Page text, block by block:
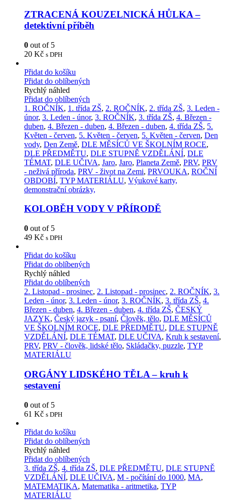
ZTRACENÁ KOUZELNICKÁ HŮLKA –
detektivní příběh
0 out of 5
20 Kč s DPH
Přidat do košíku
Přidat do oblíbených
Rychlý náhled
Přidat do oblíbených
1. ROČNÍK, 1. třída ZŠ, 2. ROČNÍK, 2. třída ZŠ, 3. Leden -
únor, 3. Leden - únor, 3. ROČNÍK, 3. třída ZŠ, 4. Březen -
duben, 4. Březen - duben, 4. Březen - duben, 4. třída ZŠ, 5.
Květen - červen, 5. Květen - červen, 5. Květen - červen, Den
vody, Den Země, DLE MĚSÍCŮ VE ŠKOLNÍM ROCE,
DLE PŘEDMĚTU, DLE STUPNĚ VZDĚLÁNÍ, DLE
TÉMAT, DLE UČIVA, Jaro, Jaro, Planeta Země, PRV, PRV
- neživá příroda, PRV - život na Zemi, PRVOUKA, ROČNÍ
OBDOBÍ, TYP MATERIÁLU, Výukové karty,
demonstrační obrázky,
KOLOBĚH VODY V PŘÍRODĚ
0 out of 5
49 Kč s DPH
Přidat do košíku
Přidat do oblíbených
Rychlý náhled
Přidat do oblíbených
2. Listopad - prosinec, 2. Listopad - prosinec, 2. ROČNÍK, 3.
Leden - únor, 3. Leden - únor, 3. ROČNÍK, 3. třída ZŠ, 4.
Březen - duben, 4. Březen - duben, 4. třída ZŠ, ČESKÝ
JAZYK, Český jazyk - psaní, Člověk, tělo, DLE MĚSÍCŮ
VE ŠKOLNÍM ROCE, DLE PŘEDMĚTU, DLE STUPNĚ
VZDĚLÁNÍ, DLE TÉMAT, DLE UČIVA, Kruh k sestavení,
PRV, PRV - člověk, lidské tělo, Skládačky, puzzle, TYP
MATERIÁLU
ORGÁNY LIDSKÉHO TĚLA – kruh k
sestavení
0 out of 5
61 Kč s DPH
Přidat do košíku
Přidat do oblíbených
Rychlý náhled
Přidat do oblíbených
3. třída ZŠ, 4. třída ZŠ, DLE PŘEDMĚTU, DLE STUPNĚ
VZDĚLÁNÍ, DLE UČIVA, M - počítání do 1000, MA,
MATEMATIKA, Matematika - aritmetika, TYP
MATERIÁLU